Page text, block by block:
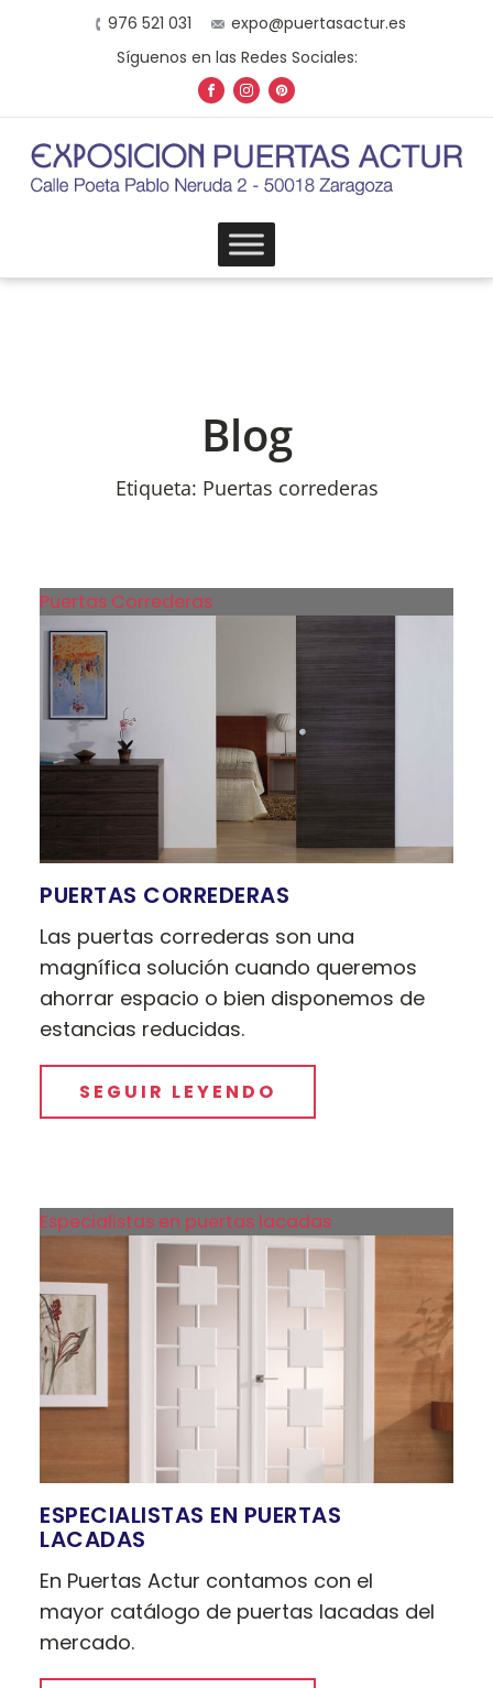
976 521 031
expo@puertasactur.es
Síguenos en las Redes Sociales:
Blog
Etiqueta: Puertas correderas
Puertas Correderas
PUERTAS CORREDERAS
Las puertas correderas son una
magnífica solución cuando queremos
ahorrar espacio o bien disponemos de
estancias reducidas.
SEGUIR LEYENDO
Especialistas en puertas lacadas
ESPECIALISTAS EN PUERTAS
LACADAS
En Puertas Actur contamos con el
mayor catálogo de puertas lacadas del
mercado.